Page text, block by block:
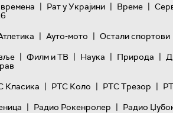
| Рат у Украјини | Време |
| Ауто-мото | Остали спортови
| Филм и ТВ | Наука | Природа |
Класика | РТС Коло | РТС Трезор |
| Радио Рокенролер | Радио